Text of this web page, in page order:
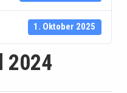
1. Oktober 2025
2024